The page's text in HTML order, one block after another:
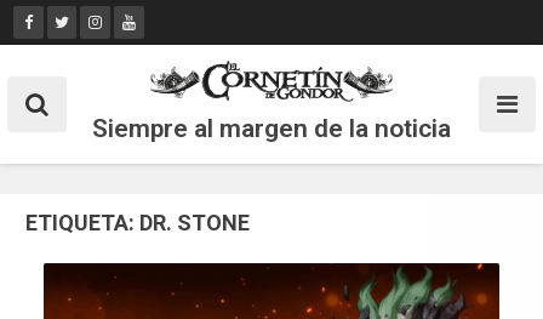
Skip
to
Siempre al margen de la noticia
ETIQUETA: DR. STONE